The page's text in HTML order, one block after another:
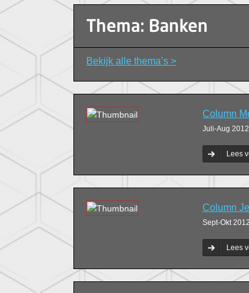
Thema: Banken
Bekijk alle thema’s >
Column
Juli-Aug 2012
Lees
Column
Sept-Okt 2012
Lees